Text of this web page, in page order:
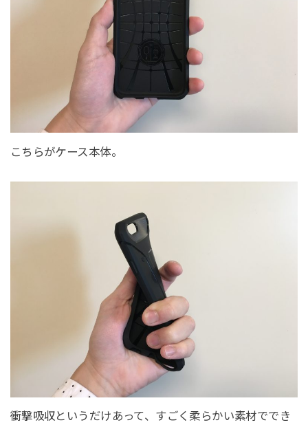
こちらがケース本体。
衝撃吸収というだけあって、すごく柔らかい素材ででき